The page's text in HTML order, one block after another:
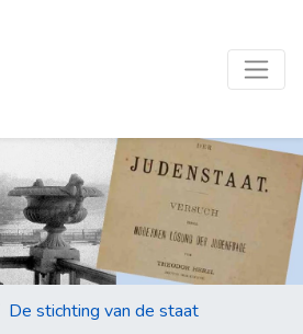
De stichting van de staat